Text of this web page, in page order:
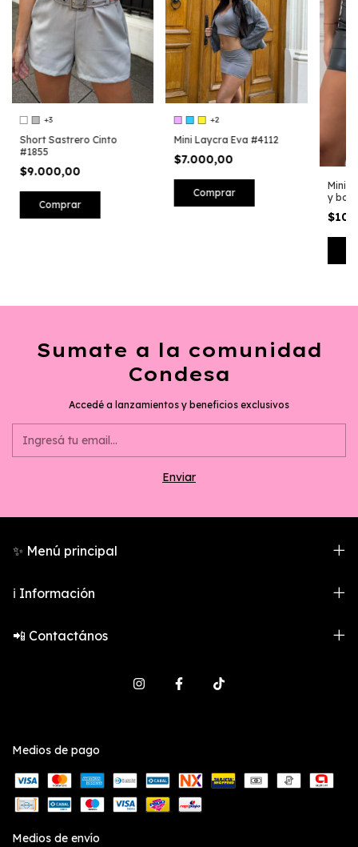
+3
Short Sastrero Cinto
#1855
$9.000,00
Comprar
+2
Mini Laycra Eva #4112
$7.000,00
Comprar
Mini
y
Sumate a la comunidad
Condesa
Accedé a lanzamientos y beneficios exclusivos
✨ Menú principal
ℹ️ Información
📲 Contactános
Medios de pago
Medios de envío